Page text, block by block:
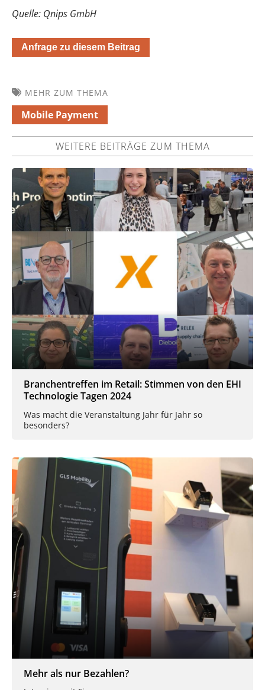
Quelle: Qnips GmbH
Anfrage zu diesem Beitrag
MEHR ZUM THEMA
Mobile Payment
WEITERE BEITRÄGE ZUM THEMA
Branchentreffen im Retail: Stimmen von den EHI
Technologie Tagen 2024
Was macht die Veranstaltung Jahr für Jahr so
besonders?
Mehr als nur Bezahlen?